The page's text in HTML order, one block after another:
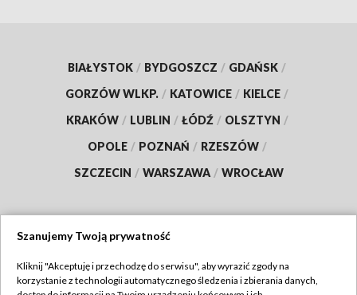
BIAŁYSTOK / BYDGOSZCZ / GDAŃSK /
GORZÓW WLKP. / KATOWICE / KIELCE /
KRAKÓW / LUBLIN / ŁÓDŹ / OLSZTYN /
OPOLE / POZNAŃ / RZESZÓW /
SZCZECIN / WARSZAWA / WROCŁAW
TVP
Szanujemy Twoją prywatność
Kliknij "Akceptuję i przechodzę do serwisu", aby wyrazić zgody na
korzystanie z technologii automatycznego śledzenia i zbierania danych,